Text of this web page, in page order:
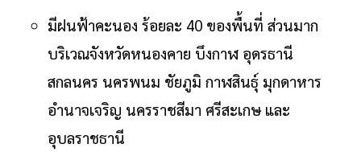
มีฝนฟ้าคะนอง ร้อยละ 40 ของพื้นที่ ส่วนมาก
บริเวณจังหวัดหนองคาย บึงกาฬ อุดรธานี
สกลนคร นครพนม ชัยภูมิ กาฬสินธุ์ มุกดาหาร
อำนาจเจริญ นครราชสีมา ศรีสะเกษ และ
อุบลราชธานี